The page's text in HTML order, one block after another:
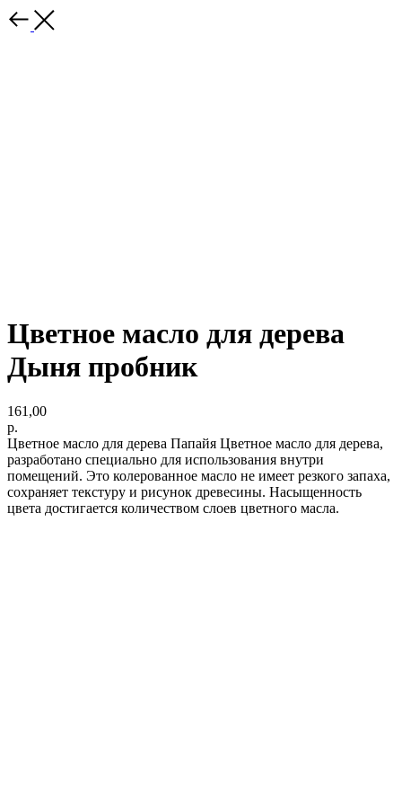
Цветное масло для дерева
Дыня пробник
161,00
р.
Цветное масло для дерева Папайя Цветное масло для дерева,
разработано специально для использования внутри
помещений. Это колерованное масло не имеет резкого запаха,
сохраняет текстуру и рисунок древесины. Насыщенность
цвета достигается количеством слоев цветного масла.